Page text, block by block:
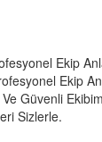
Ekip
Ekip
Güvenli
Sizlerle.